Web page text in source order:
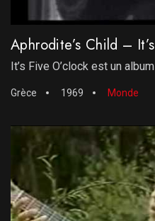
Aphrodite’s Child –
It’s Five O’clock est un
Grèce 1969 Monde